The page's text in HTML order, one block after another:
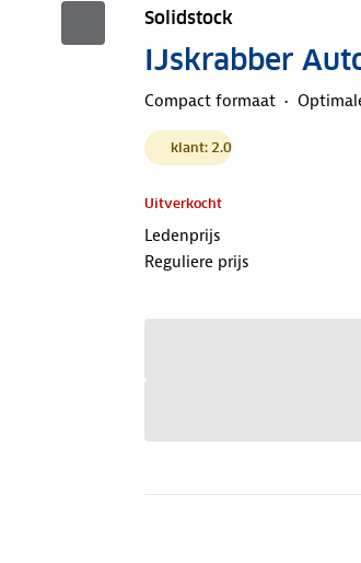
Solidstock
IJskrabber
Compact formaat
klant: 2.0
Uitverkocht
Ledenprijs
Reguliere prijs